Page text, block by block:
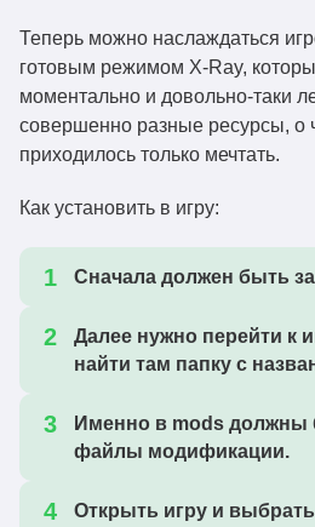
Теперь можно наслаждаться
готовым режимом X-Ray,
моментально и довольно-таки
совершенно разные ресурсы, о
приходилось только мечтать.
Как установить в игру:
Сначала должен быть
Далее нужно перейти к
найти там папку с
Именно в mods
файлы модификации.
Открыть игру и